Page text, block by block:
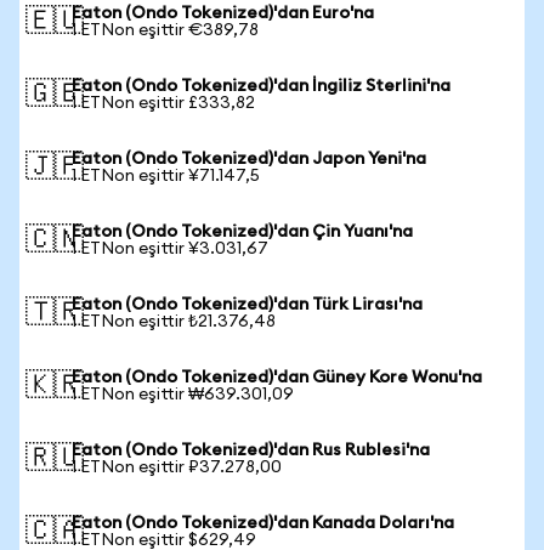
🇪🇺Eaton (Ondo Tokenized)'dan Euro'na
1 ETNon eşittir €389,78
🇬🇧Eaton (Ondo Tokenized)'dan İngiliz Sterlini'na
1 ETNon eşittir £333,82
🇯🇵Eaton (Ondo Tokenized)'dan Japon Yeni'na
1 ETNon eşittir ¥71.147,5
🇨🇳Eaton (Ondo Tokenized)'dan Çin Yuanı'na
1 ETNon eşittir ¥3.031,67
🇹🇷Eaton (Ondo Tokenized)'dan Türk Lirası'na
1 ETNon eşittir ₺21.376,48
🇰🇷Eaton (Ondo Tokenized)'dan Güney Kore Wonu'na
1 ETNon eşittir ₩639.301,09
🇷🇺Eaton (Ondo Tokenized)'dan Rus Rublesi'na
1 ETNon eşittir ₽37.278,00
🇨🇦Eaton (Ondo Tokenized)'dan Kanada Doları'na
1 ETNon eşittir $629,49